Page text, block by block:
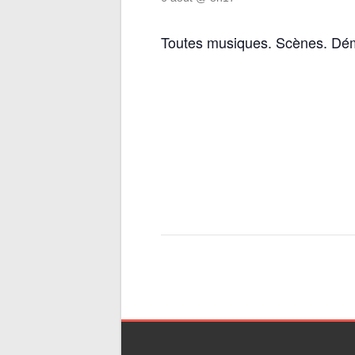
Toutes musiques. Scènes.